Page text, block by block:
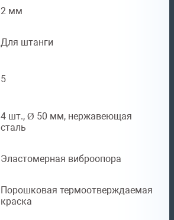
2 мм
Для штанги
5
4 шт., Ø 50 мм, нержавеющая
сталь
Эластомерная виброопора
Порошковая термоотверждаемая
краска